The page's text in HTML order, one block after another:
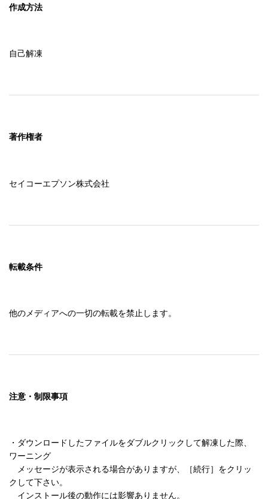
作成方法
自己解凍
著作権者
セイコーエプソン株式会社
転載条件
他のメディアへの一切の転載を禁止します。
注意・制限事項
・ダウンロードしたファイルをダブルクリックして解凍した際、
ワーニング
メッセージが表示される場合がありますが、［続行］をクリッ
クして下さい。
インストール後の動作には影響ありません。